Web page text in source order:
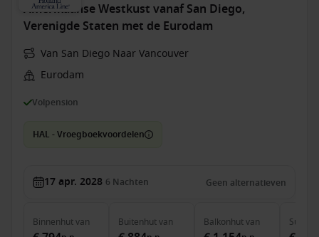
Amerikaanse Westkust vanaf San Diego,
Verenigde Staten met de Eurodam
Van San Diego Naar Vancouver
Eurodam
Volpension
HAL - Vroegboekvoordelen
17 apr. 2028 6 Nachten Geen alternatieven
Binnenhutvan Buitenhutvan Balkonhutvan Suite